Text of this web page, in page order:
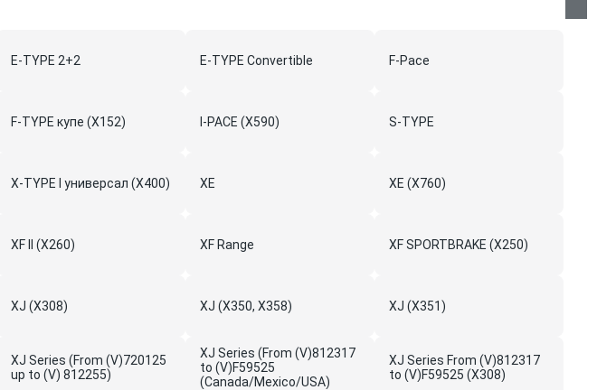
E-TYPE 2+2 E-TYPE Convertible F-Pace
F-TYPE купе (X152) I-PACE (X590) S-TYPE
X-TYPE I универсал (X400) XE XE (X760)
XF II (X260) XF Range XF SPORTBRAKE (X250)
XJ (X308) XJ (X350, X358) XJ (X351)
XJ Series (From (V)720125
up to (V) 812255)
XJ Series (From (V)812317
to (V)F59525
(Canada/Mexico/USA)
XJ Series From (V)812317
to (V)F59525 (X308)